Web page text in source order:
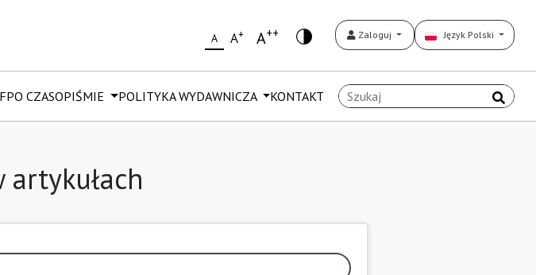
A A+ A++ Zaloguj Język Polski
O CZASOPIŚMIE POLITYKA WYDAWNICZA KONTAKT
artykułach